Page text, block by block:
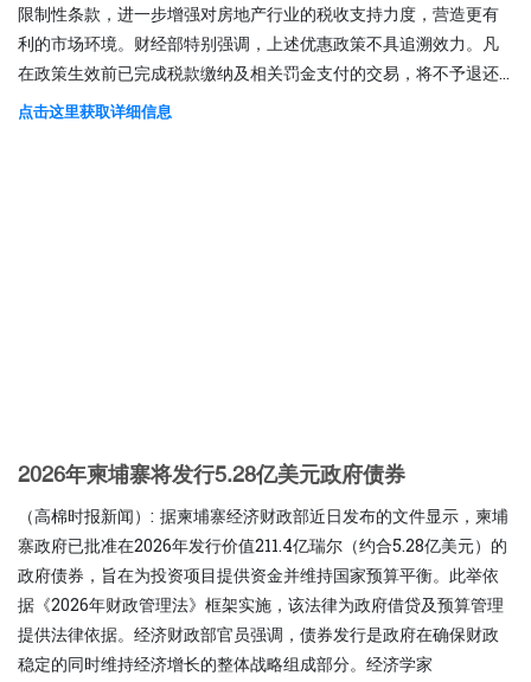
限制性条款，进一步增强对房地产行业的税收支持力度，营造更有
利的市场环境。财经部特别强调，上述优惠政策不具追溯效力。凡
在政策生效前已完成税款缴纳及相关罚金支付的交易，将不予退还...
点击这里获取详细信息
2026年柬埔寨将发行5.28亿美元政府债券
（高棉时报新闻）: 据柬埔寨经济财政部近日发布的文件显示，柬埔
寨政府已批准在2026年发行价值211.4亿瑞尔（约合5.28亿美元）的
政府债券，旨在为投资项目提供资金并维持国家预算平衡。此举依
据《2026年财政管理法》框架实施，该法律为政府借贷及预算管理
提供法律依据。经济财政部官员强调，债券发行是政府在确保财政
稳定的同时维持经济增长的整体战略组成部分。经济学家